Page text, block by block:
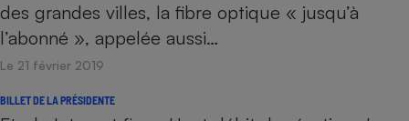
des grandes villes, la fibre optique « jusqu’à
l’abonné », appelée aussi…
Le 21 février 2019
BILLET DE LA PRÉSIDENTE